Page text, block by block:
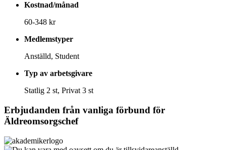
Kostnad/månad
60-348 kr
Medlemstyper
Anställd, Student
Typ av arbetsgivare
Statlig 2 st, Privat 3 st
Erbjudanden från vanliga förbund för
Äldreomsorgschef